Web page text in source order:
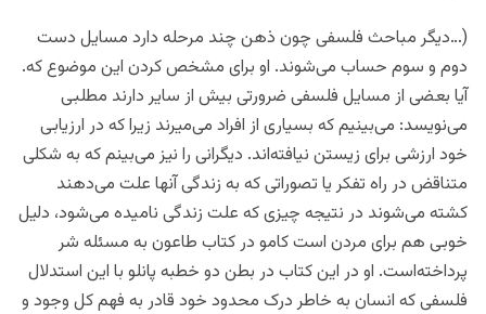
(…دیگر مباحث فلسفی چون ذهن چند مرحله دارد مسایل دست
دوم و سوم حساب می‌شوند. او برای مشخص کردن این موضوع که.
آیا بعضی از مسایل فلسفی ضرورتی بیش از سایر دارند مطلبی
می‌نویسد: می‌بینیم که بسیاری از افراد می‌میرند زیرا که در ارزیابی
خود ارزشی برای زیستن نیافته‌اند. دیگرانی را نیز می‌بینم که به شکلی
متناقض در راه تفکر یا تصوراتی که به زندگی آنها علت می‌دهند
کشته می‌شوند در نتیجه چیزی که علت زندگی نامیده می‌شود، دلیل
خوبی هم برای مردن است کامو در کتاب طاعون به مسئله شر
پرداخته‌است. او در این کتاب در بطن دو خطبه پانلو با این استدلال
فلسفی که انسان به خاطر درک محدود خود قادر به فهم کل وجود و